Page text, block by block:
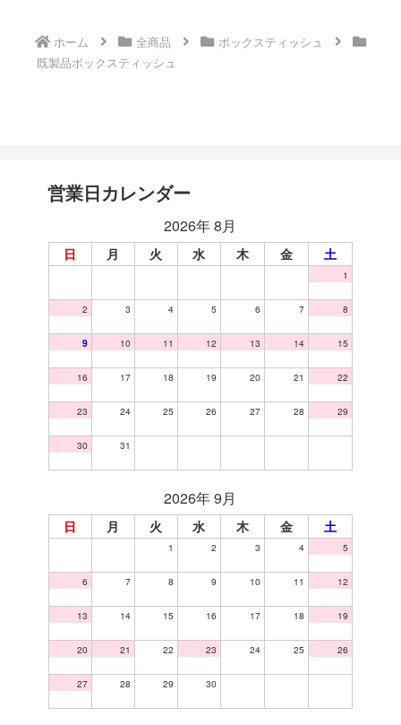
ホーム 全商品
ボックスティッシュ
既製品ボックスティッシュ
営業日カレンダー
2026年 8月
日 月 火 水 木 金 土
1
2 3 4 5 6 7 8
9 10 11 12 13 14 15
16 17 18 19 20 21 22
23 24 25 26 27 28 29
30 31
2026年 9月
日 月 火 水 木 金 土
1 2 3 4 5
6 7 8 9 10 11 12
13 14 15 16 17 18 19
20 21 22 23 24 25 26
27 28 29 30